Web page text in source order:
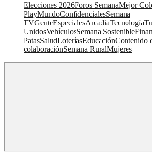
Elecciones 2026Foros SemanaMejor
PlayMundoConfidencialesSemana
TVGenteEspecialesArcadiaTecnología
UnidosVehículosSemana Sostenible
PatasSaludLoteríasEducaciónContenido
colaboraciónSemana RuralMujeres